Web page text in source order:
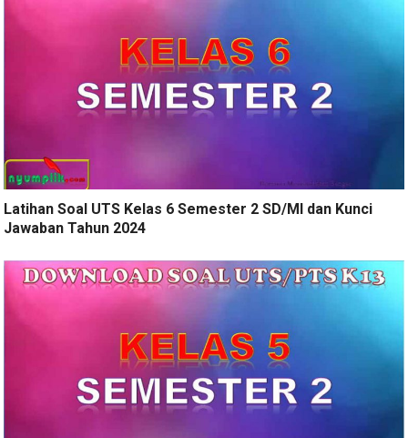
Latihan Soal UTS Kelas 6 Semester 2 SD/MI dan Kunci
Jawaban Tahun 2024